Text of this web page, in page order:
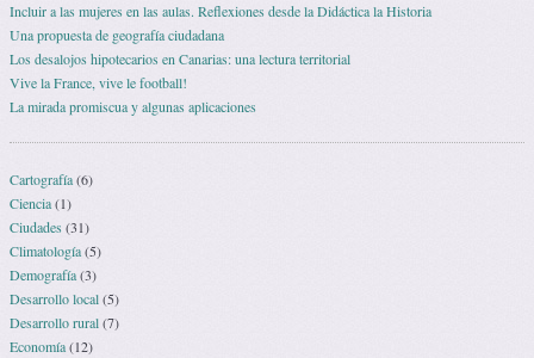
Incluir a las mujeres en las aulas. Reflexiones desde la Didáctica la Historia
Una propuesta de geografía ciudadana
Los desalojos hipotecarios en Canarias: una lectura territorial
Vive la France, vive le football!
La mirada promiscua y algunas aplicaciones
Cartografía(6)
Ciencia(1)
Ciudades (31)
Climatología(5)
Demografía(3)
Desarrollo local(5)
Desarrollo rural(7)
Economía(12)